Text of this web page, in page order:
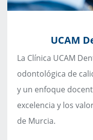
UCAM
La Clínica UCAM
odontológica de
y un enfoque
excelencia y los
de Murcia.